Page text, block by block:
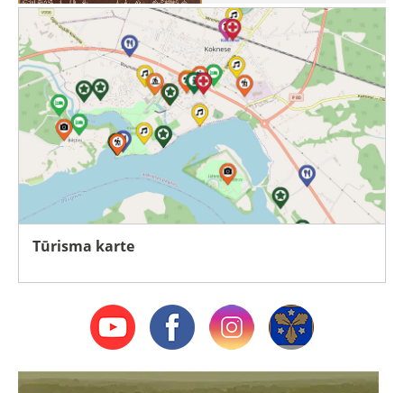
Tūrisma karte